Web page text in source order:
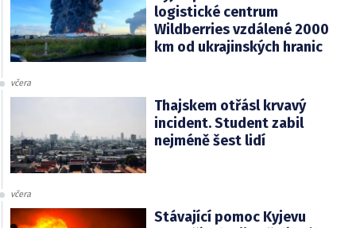
logistické centrum
Wildberries vzdálené 2000
km od ukrajinských hranic
včera
Thajskem otřásl krvavý
incident. Student zabil
nejméně šest lidí
včera
Stávající pomoc Kyjevu